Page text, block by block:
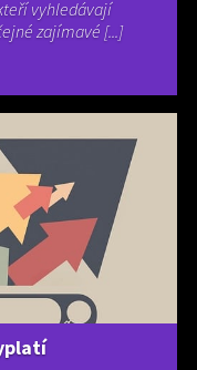
vyhledávají
zajímavé [...]